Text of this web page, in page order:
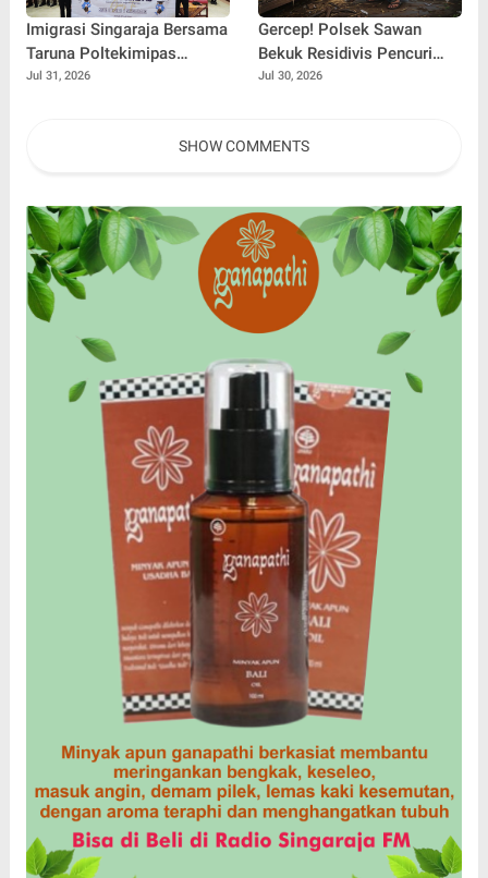
Imigrasi Singaraja Bersama
Taruna Poltekimipas
Edukasi Ratusan Pelajar
Jul 31, 2026
Gercep! Polsek Sawan
Bekuk Residivis Pencuri
Dua Ekor Ayam Kurang dari
Jul 30, 2026
SHOW COMMENTS